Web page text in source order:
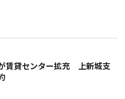
賃貸センター拡充 上新城支